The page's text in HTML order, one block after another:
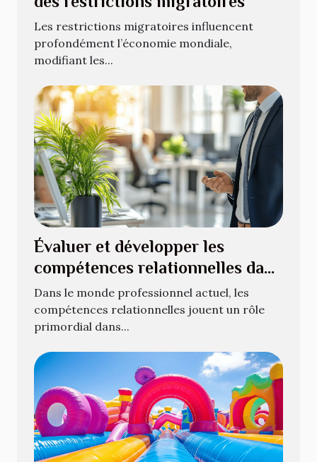
Les restrictions migratoires influencent
profondément l’économie mondiale,
modifiant les...
Évaluer et développer les
compétences relationnelles dans
le milieu professionnel
Dans le monde professionnel actuel, les
compétences relationnelles jouent un rôle
primordial dans...